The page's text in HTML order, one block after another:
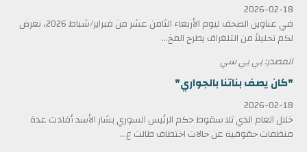
2026-02-18
في عناوين الصحف ليوم الأربعاء الثامن عشر من فبراير/شباط 2026، نعرض
لكم تحليلاً من التلغراف يطرح المخ...
المصدر: بي بي سي
"كان يصف بناتنا بالجواري"
2026-02-18
خلال العام الذي تلا سقوط حكم الرئيس السوري بشار الأسد أفادت عدة
منظمات حقوقية عن حالات اختطاف طالت ع...